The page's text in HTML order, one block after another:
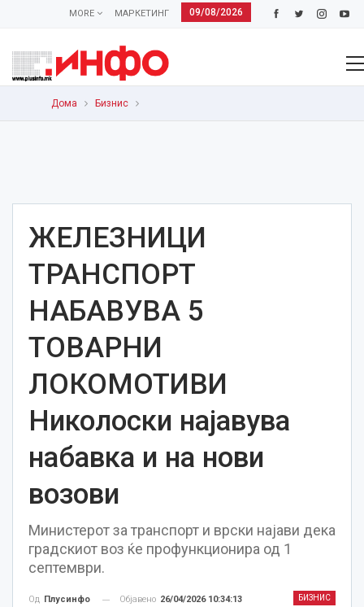
09/08/2026
МАРКЕТИНГ
MORE
Дома Бизнис
ЖЕЛЕЗНИЦИ
ТРАНСПОРТ
НАБАВУВА 5
ТОВАРНИ
ЛОКОМОТИВИ
Николоски најавува
набавка и на нови
возови
Министерот за транспорт и врски најави дека
градскиот воз ќе профункционира од 1
септември.
БИЗНИС
Од Плусинфо Објавено 26/04/2026 10:34:13